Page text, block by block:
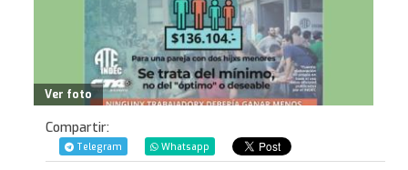
Ver foto
Compartir:
Telegram Whatsapp